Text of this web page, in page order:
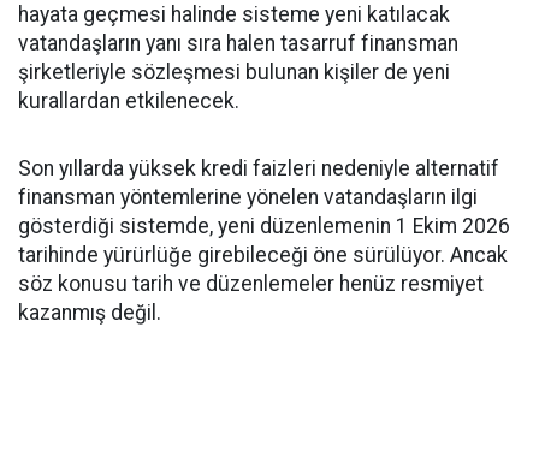
hayata geçmesi halinde sisteme yeni katılacak
vatandaşların yanı sıra halen tasarruf finansman
şirketleriyle sözleşmesi bulunan kişiler de yeni
kurallardan etkilenecek.
Son yıllarda yüksek kredi faizleri nedeniyle alternatif
finansman yöntemlerine yönelen vatandaşların ilgi
gösterdiği sistemde, yeni düzenlemenin 1 Ekim 2026
tarihinde yürürlüğe girebileceği öne sürülüyor. Ancak
söz konusu tarih ve düzenlemeler henüz resmiyet
kazanmış değil.